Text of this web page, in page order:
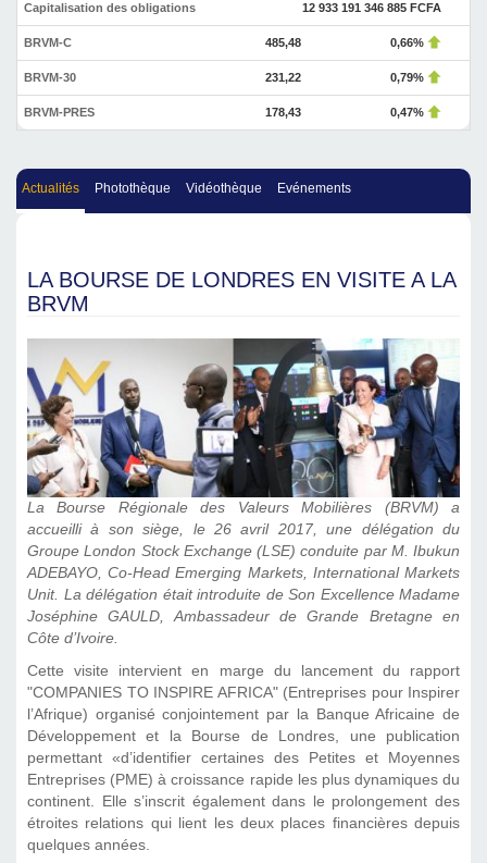
Capitalisation des obligations 12 933 191 346 885 FCFA
BRVM-C 485,48 0,66%
BRVM-30 231,22 0,79%
BRVM-PRES 178,43 0,47%
Actualités Photothèque Vidéothèque Evénements
LA BOURSE DE LONDRES EN VISITE A LA
BRVM
La Bourse Régionale des Valeurs Mobilières (BRVM) a
accueilli à son siège, le 26 avril 2017, une délégation du
Groupe London Stock Exchange (LSE) conduite par M. Ibukun
ADEBAYO, Co-Head Emerging Markets, International Markets
Unit. La délégation était introduite de Son Excellence Madame
Joséphine GAULD, Ambassadeur de Grande Bretagne en
Côte d’Ivoire.
Cette visite intervient en marge du lancement du rapport
"COMPANIES TO INSPIRE AFRICA" (Entreprises pour Inspirer
l’Afrique) organisé conjointement par la Banque Africaine de
Développement et la Bourse de Londres, une publication
permettant «d’identifier certaines des Petites et Moyennes
Entreprises (PME) à croissance rapide les plus dynamiques du
continent. Elle s’inscrit également dans le prolongement des
étroites relations qui lient les deux places financières depuis
quelques années.